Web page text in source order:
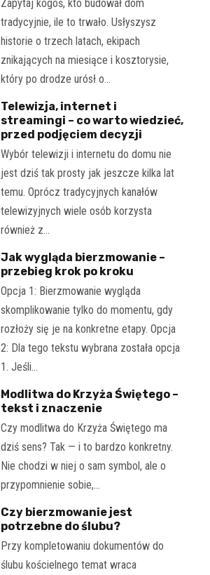
Zapytaj kogoś, kto budował dom
tradycyjnie, ile to trwało. Usłyszysz
historie o trzech latach, ekipach
znikających na miesiące i kosztorysie,
który po drodze urósł o…
Telewizja, internet i
streamingi – co warto wiedzieć,
przed podjęciem decyzji
Wybór telewizji i internetu do domu nie
jest dziś tak prosty jak jeszcze kilka lat
temu. Oprócz tradycyjnych kanałów
telewizyjnych wiele osób korzysta
również z…
Jak wygląda bierzmowanie –
przebieg krok po kroku
Opcja 1: Bierzmowanie wygląda
skomplikowanie tylko do momentu, gdy
rozłoży się je na konkretne etapy. Opcja
2: Dla tego tekstu wybrana została opcja
1. Jeśli…
Modlitwa do Krzyża Świętego –
tekst i znaczenie
Czy modlitwa do Krzyża Świętego ma
dziś sens? Tak — i to bardzo konkretny.
Nie chodzi w niej o sam symbol, ale o
przypomnienie sobie,…
Czy bierzmowanie jest
potrzebne do ślubu?
Przy kompletowaniu dokumentów do
ślubu kościelnego temat wraca